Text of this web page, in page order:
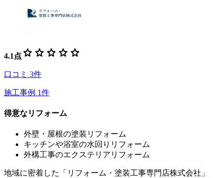
4.1 点 star star star star star
口コミ 3件
施工事例 1件
得意なリフォーム
外壁・屋根の塗装リフォーム
キッチンや浴室の水回りリフォーム
外構工事のエクステリアリフォーム
地域に密着した「リフォーム・塗装工事専門店株式会社」